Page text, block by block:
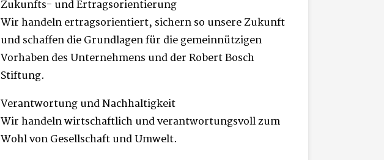
Zukunfts- und Ertragsorientierung
Wir handeln ertragsorientiert, sichern so unsere Zukunft
und schaffen die Grundlagen für die gemeinnützigen
Vorhaben des Unternehmens und der Robert Bosch
Stiftung.
Verantwortung und Nachhaltigkeit
Wir handeln wirtschaftlich und verantwortungsvoll zum
Wohl von Gesellschaft und Umwelt.